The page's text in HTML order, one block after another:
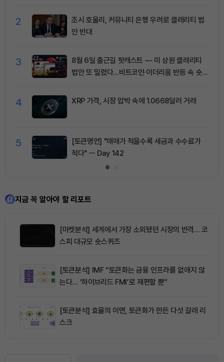
2
조시 호울리, 커뮤니티 은행 우려로 클래리티 법
안 반대
3
8월 6일 출근길 팟캐스트 — 미 상원 클래리티
법안 또 밀렸다…비트코인·이더리움 반등 속 숏
4 XRP 가격, 시장 압박 속에 1.0668달러 거래
5
[토큰명언] "매매가 적을수록 세금과 수수료가
적다" ㅡ Day 142
지금 꼭 알아야 할 리포트
[마켓분석] 세계에서 가장 소외됐던 시장의 반격… 코
스피 대규모 숏스퀴즈
[토큰분석] IMF “토큰화는 금융 인프라를 없애지 않
는다… ‘하이브리드 FMI’로 재편할 뿐”
[토큰분석] 효율의 이면, 토큰화가 만든 다섯 갈래 리
스크